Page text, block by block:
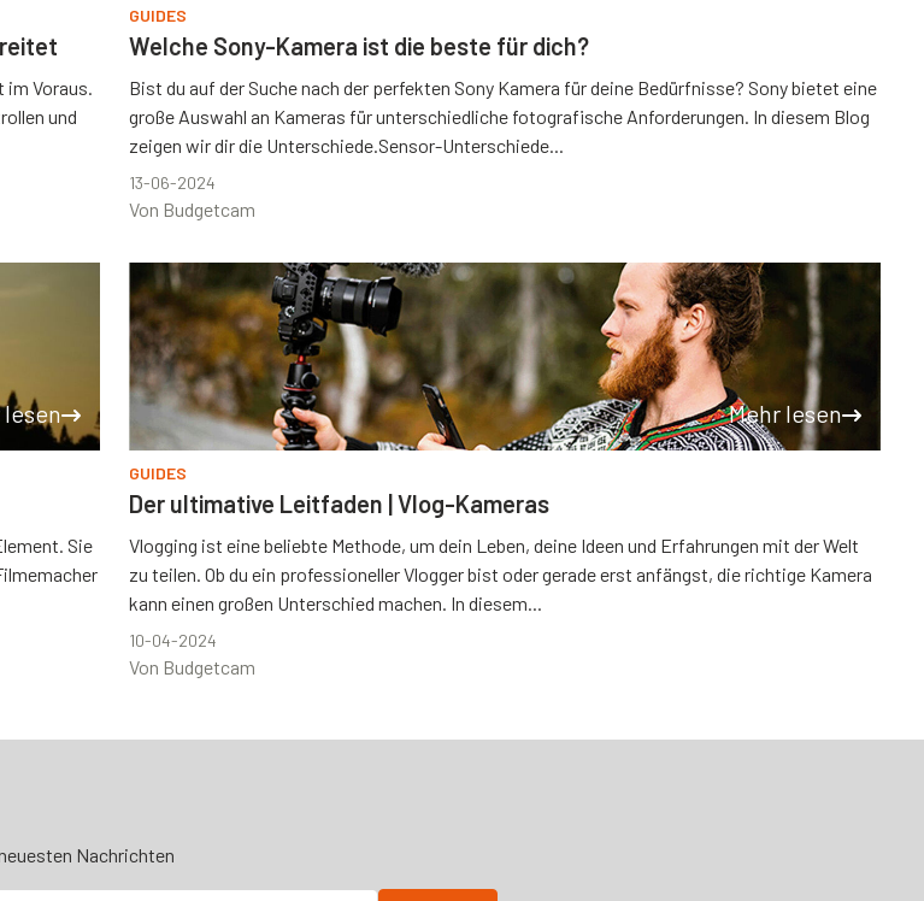
im Voraus.
und
GUIDES
Welche Sony-Kamera ist die beste für dich?
Bist du auf der Suche nach der perfekten Sony Kamera für deine Bedürfnisse? Sony bietet eine
große Auswahl an Kameras für unterschiedliche fotografische Anforderungen. In diesem Blog
zeigen wir dir die Unterschiede.Sensor-Unterschiede...
13-06-2024
Von Budgetcam
lesen
Sie
Mehr lesen
GUIDES
Der ultimative Leitfaden | Vlog-Kameras
Vlogging ist eine beliebte Methode, um dein Leben, deine Ideen und Erfahrungen mit der Welt
zu teilen. Ob du ein professioneller Vlogger bist oder gerade erst anfängst, die richtige Kamera
kann einen großen Unterschied machen. In diesem...
10-04-2024
Von Budgetcam
Nachrichten